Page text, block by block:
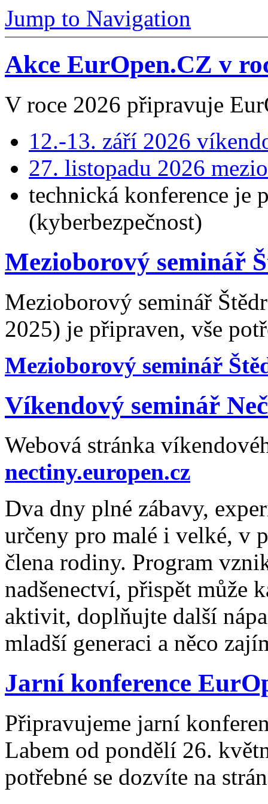
Jump to Navigation
Akce EurOpen.CZ v
V roce 2026 připravuje
12.-13. září 2026
27. listopadu 2026
technická konference je
(kyberbezpečnost)
Mezioborový seminář
Mezioborový seminář
2025) je připraven, vše
Mezioborový seminář
Víkendový seminář
Webová stránka
nectiny.europen.cz
Dva dny plné zábavy,
určeny pro malé i velké, v
člena rodiny. Program
nadšenectví, přispět může
aktivit, doplňujte další
mladší generaci a něco
Jarní konference
Připravujeme jarní
Labem od pondělí 26.
potřebné se dozvíte na